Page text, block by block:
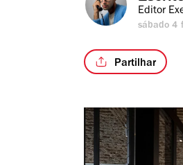
Editor
sábado 4
Partilhar